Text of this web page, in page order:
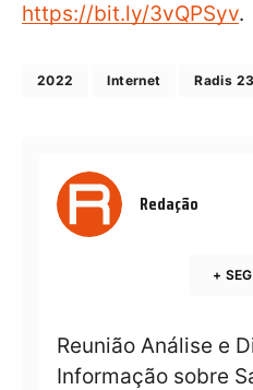
https://bit.ly/3vQPSyv.
2022 Internet Radis
Redação
+
Reunião Análise e
Informação sobre